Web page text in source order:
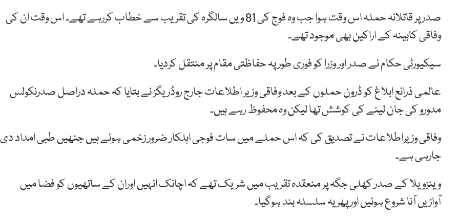
صدر پر قاتلانہ حملہ اس وقت ہوا جب وہ فوج کی 81 ویں سالگرہ کی تقریب سے خطاب کررہے تھے۔ اس وقت ان کی
وفاقی کابینہ کے اراکین بھی موجود تھے۔
سیکیورٹی حکام نے صدر اور وزرا کو فوری طور پہ حفاظتی مقام پر منتقل کردیا۔
عالمی ذرائع ابلاغ کو ڈرون حملوں کے بعد وفاقی وزیر اطلاعات جارج روڈریگز نے بتایا کہ حملہ دراصل صدرنکولس
مدورو کی جان لینے کی کوشش تھا لیکن وہ محفوظ رہے ہیں۔
وفاقی وزیراطلاعات نے تصدیق کی کہ اس حملے میں سات فوجی اہلکار ضرور زخمی ہوئے ہیں جنھیں طبی امداد دی
جارہی ہے۔
وینزویلا کے صدر کھلی جگہ پر منعقدہ تقریب میں شریک تھے کہ اچانک انہیں اوران کے ساتھیوں کو فضا میں
آوازیں آنا شروع ہوئیں اور پھر یہ سلسلہ بند ہوگیا۔